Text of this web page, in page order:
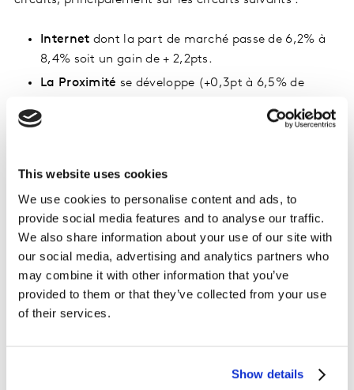
This website uses cookies
We use cookies to personalise content and ads, to
provide social media features and to analyse our traffic.
We also share information about your use of our site with
our social media, advertising and analytics partners who
may combine it with other information that you’ve
provided to them or that they’ve collected from your use
of their services.
Show details
Internet dont la part de marché passe de 6,2% à
8,4% soit un gain de + 2,2pts.
La Proximité se développe (+0,3pt à 6,5% de
les paniers sont plus importants en valeur (+3,2€ à
Le Groupement E.Leclercest le grand gagnant de la
période avec un gain de +1,9 pt à 23,3% de Pdm. La
croissance est portée en partie par les magasins dont
les clients réalisent des paniers 20% plus valorisés. Les
drives contribuent de façon très nette à la progression
de E.Leclerc grâce à un trafic en évolution de + 35% et
cours de la période et la part de voix prospectus s’est